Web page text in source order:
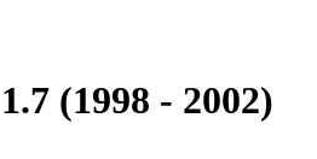
(1998 - 2002)